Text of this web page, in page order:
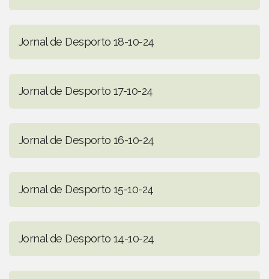
Jornal de Desporto 18-10-24
Jornal de Desporto 17-10-24
Jornal de Desporto 16-10-24
Jornal de Desporto 15-10-24
Jornal de Desporto 14-10-24